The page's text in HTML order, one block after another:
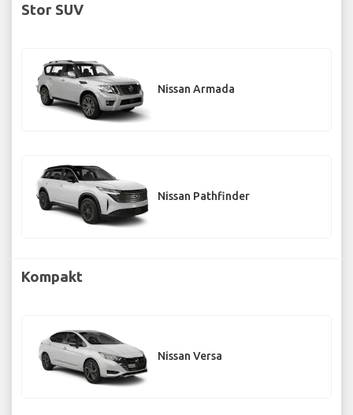
Stor SUV
Nissan Armada
Nissan Pathfinder
Kompakt
Nissan Versa